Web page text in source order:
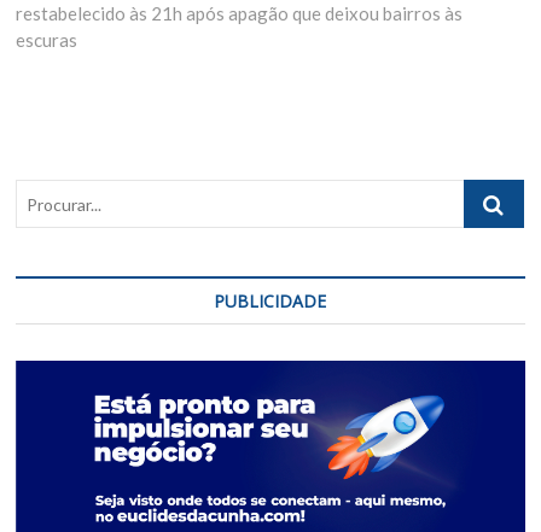
restabelecido às 21h após apagão que deixou bairros às
escuras
PUBLICIDADE